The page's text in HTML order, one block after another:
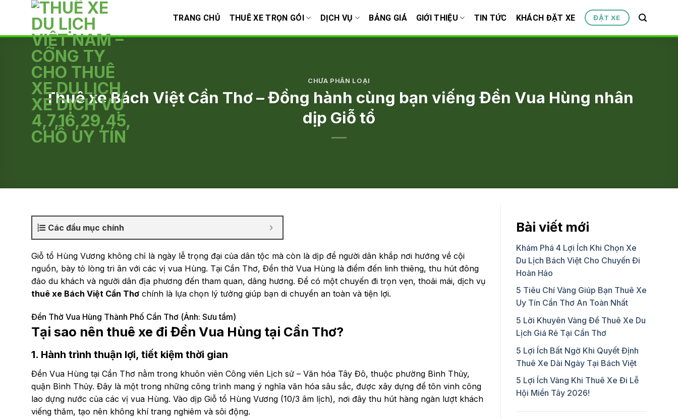
TRANG CHỦ THUÊ XE TRỌN GÓI DỊCH VỤ BẢNG GIÁ GIỚI THIỆU TIN TỨC KHÁCH ĐẶT XE ĐẶT XE
CHƯA PHÂN LOẠI
Thuê xe Bách Việt Cần Thơ – Đồng hành cùng bạn viếng Đền Vua Hùng nhân
dịp Giỗ tổ
Các đầu mục chính
Giỗ tổ Hùng Vương không chỉ là ngày lễ trọng đại của dân tộc mà còn là dịp để người dân khắp nơi hướng về cội
nguồn, bày tỏ lòng tri ân với các vị vua Hùng. Tại Cần Thơ, Đền thờ Vua Hùng là điểm đến linh thiêng, thu hút đông
đảo du khách và người dân địa phương đến tham quan, dâng hương. Để có một chuyến đi trọn vẹn, thoải mái, dịch vụ
thuê xe Bách Việt Cần Thơ chính là lựa chọn lý tưởng giúp bạn di chuyển an toàn và tiện lợi.
Đền Thờ Vua Hùng Thành Phố Cần Thơ (Ảnh: Sưu tầm)
Tại sao nên thuê xe đi Đền Vua Hùng tại Cần Thơ?
1. Hành trình thuận lợi, tiết kiệm thời gian
Đền Vua Hùng tại Cần Thơ nằm trong khuôn viên Công viên Lịch sử – Văn hóa Tây Đô, thuộc phường Bình Thủy,
quận Bình Thủy. Đây là một trong những công trình mang ý nghĩa văn hóa sâu sắc, được xây dựng để tôn vinh công
lao dựng nước của các vị vua Hùng. Vào dịp Giỗ tổ Hùng Vương (10/3 âm lịch), nơi đây thu hút hàng ngàn lượt khách
viếng thăm, tạo nên không khí trang nghiêm và sôi động.
Bài viết mới
Khám Phá 4 Lợi Ích Khi Chọn Xe
Du Lịch Bách Việt Cho Chuyến Đi
Hoàn Hảo
5 Tiêu Chí Vàng Giúp Bạn Thuê Xe
Uy Tín Cần Thơ An Toàn Nhất
5 Lời Khuyên Vàng Để Thuê Xe Du
Lịch Giá Rẻ Tại Cần Thơ
5 Lợi Ích Bất Ngờ Khi Quyết Định
Thuê Xe Dài Ngày Tại Bách Việt
5 Lợi Ích Vàng Khi Thuê Xe Đi Lễ
Hội Miền Tây 2026!